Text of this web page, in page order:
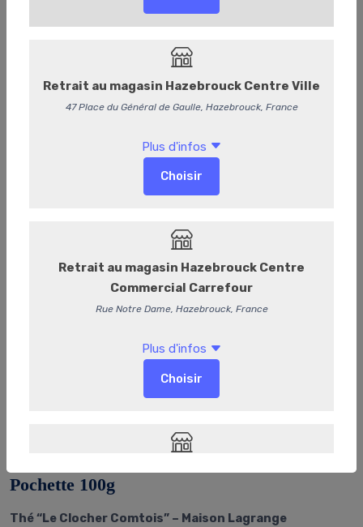
Pochette 100g
Thé “Le Clocher Comtois” – Maison Lagrange